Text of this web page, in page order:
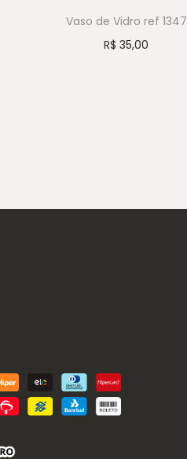
Vaso de Vidro ref 1347
R$ 35,00